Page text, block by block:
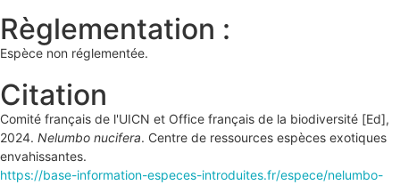
Règlementation :
Espèce non réglementée.
Citation
Comité français de l'UICN et Office français de la biodiversité [Ed],
2024. Nelumbo nucifera. Centre de ressources espèces exotiques
envahissantes.
https://base-information-especes-introduites.fr/espece/nelumbo-